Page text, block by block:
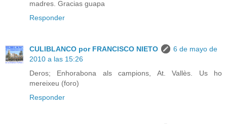
madres. Gracias guapa
Responder
CULIBLANCO por FRANCISCO NIETO
6 de mayo de
2010 a las 15:26
Deros; Enhorabona als campions, At. Vallès. Us ho
mereixeu (foro)
Responder